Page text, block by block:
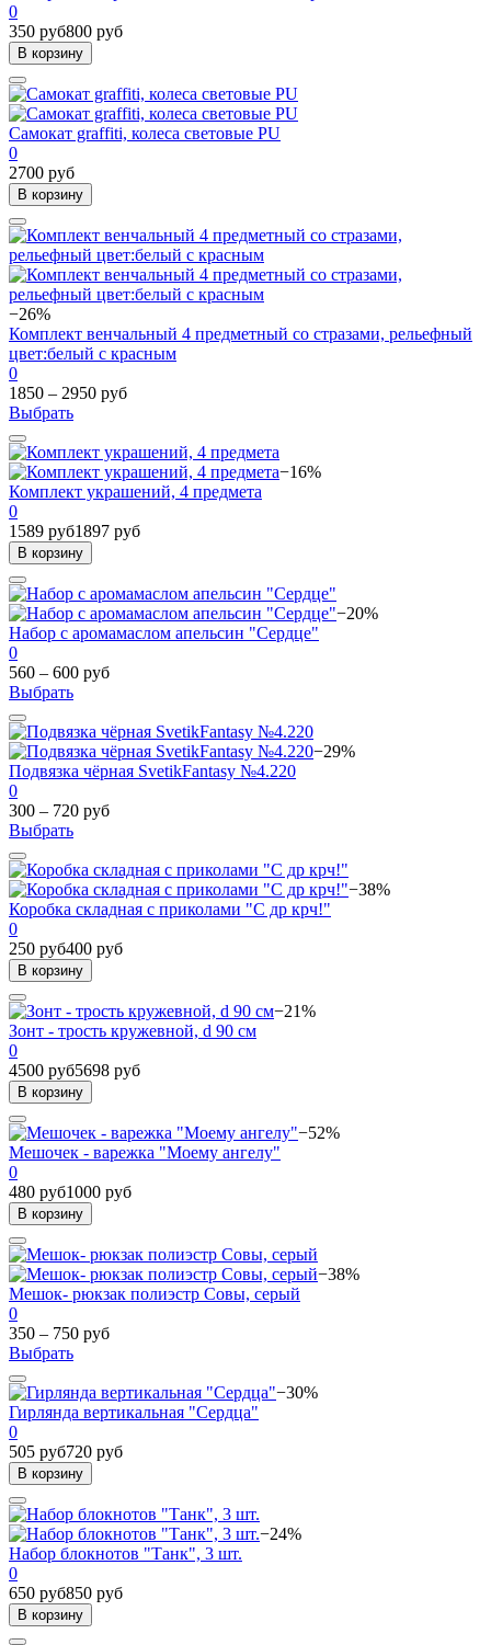
0
350 руб800 руб
В корзину
Самокат graffiti, колеса световые PU
0
2700 руб
В корзину
−26%
Комплект венчальный 4 предметный со стразами, рельефный
цвет:белый с красным
0
1850 – 2950 руб
Выбрать
−16%
Комплект украшений, 4 предмета
0
1589 руб1897 руб
В корзину
−20%
Набор с аромамаслом апельсин "Сердце"
0
560 – 600 руб
Выбрать
−29%
Подвязка чёрная SvetikFantasy №4.220
0
300 – 720 руб
Выбрать
−38%
Коробка складная с приколами "С др крч!"
0
250 руб400 руб
В корзину
−21%
Зонт - трость кружевной, d 90 см
0
4500 руб5698 руб
В корзину
−52%
Мешочек - варежка "Моему ангелу"
0
480 руб1000 руб
В корзину
−38%
Мешок- рюкзак полиэстр Совы, серый
0
350 – 750 руб
Выбрать
−30%
Гирлянда вертикальная "Сердца"
0
505 руб720 руб
В корзину
−24%
Набор блокнотов "Танк", 3 шт.
0
650 руб850 руб
В корзину